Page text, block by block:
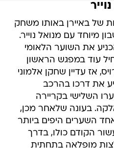
של באיירן באותו משחק
מיוחד עם מנואל נוייר.
את השוער הלאומי
עוד במפגש הראשון
בנובמבר 2009. רויס, אז עדיין שחקן אלמוני
את דרכו בהרכב
השלישי בקריירה
ב-0:1 על שאלקה. בעונה שלאחר מכן,
השערים היפים ביותר
הקודם כולו, בדרך
היחלצות מופלאה בתחתית